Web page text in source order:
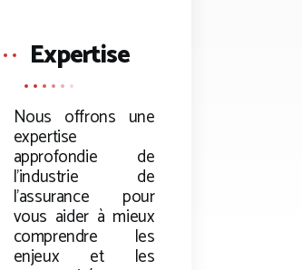
Expertise
Nous offrons une
expertise
approfondie de
l’industrie de
l’assurance pour
vous aider à mieux
comprendre les
enjeux et les